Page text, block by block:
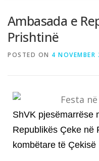
Ambasada e
Prishtinë
POSTED ON 4 NOVEMBER
ShVK pjesëmarrëse
Republikës Çeke në
kombëtare të Çekisë